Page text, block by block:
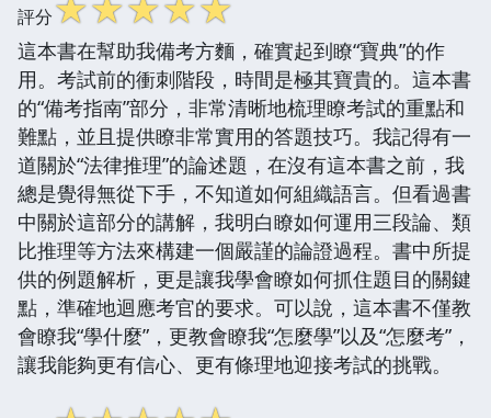
評分
這本書在幫助我備考方麵，確實起到瞭“寶典”的作
用。考試前的衝刺階段，時間是極其寶貴的。這本書
的“備考指南”部分，非常清晰地梳理瞭考試的重點和
難點，並且提供瞭非常實用的答題技巧。我記得有一
道關於“法律推理”的論述題，在沒有這本書之前，我
總是覺得無從下手，不知道如何組織語言。但看過書
中關於這部分的講解，我明白瞭如何運用三段論、類
比推理等方法來構建一個嚴謹的論證過程。書中所提
供的例題解析，更是讓我學會瞭如何抓住題目的關鍵
點，準確地迴應考官的要求。可以說，這本書不僅教
會瞭我“學什麼”，更教會瞭我“怎麼學”以及“怎麼考”，
讓我能夠更有信心、更有條理地迎接考試的挑戰。